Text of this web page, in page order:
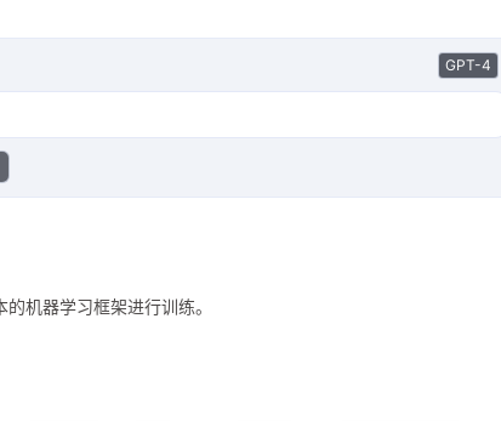
GPT-4
机器学习框架进行训练。